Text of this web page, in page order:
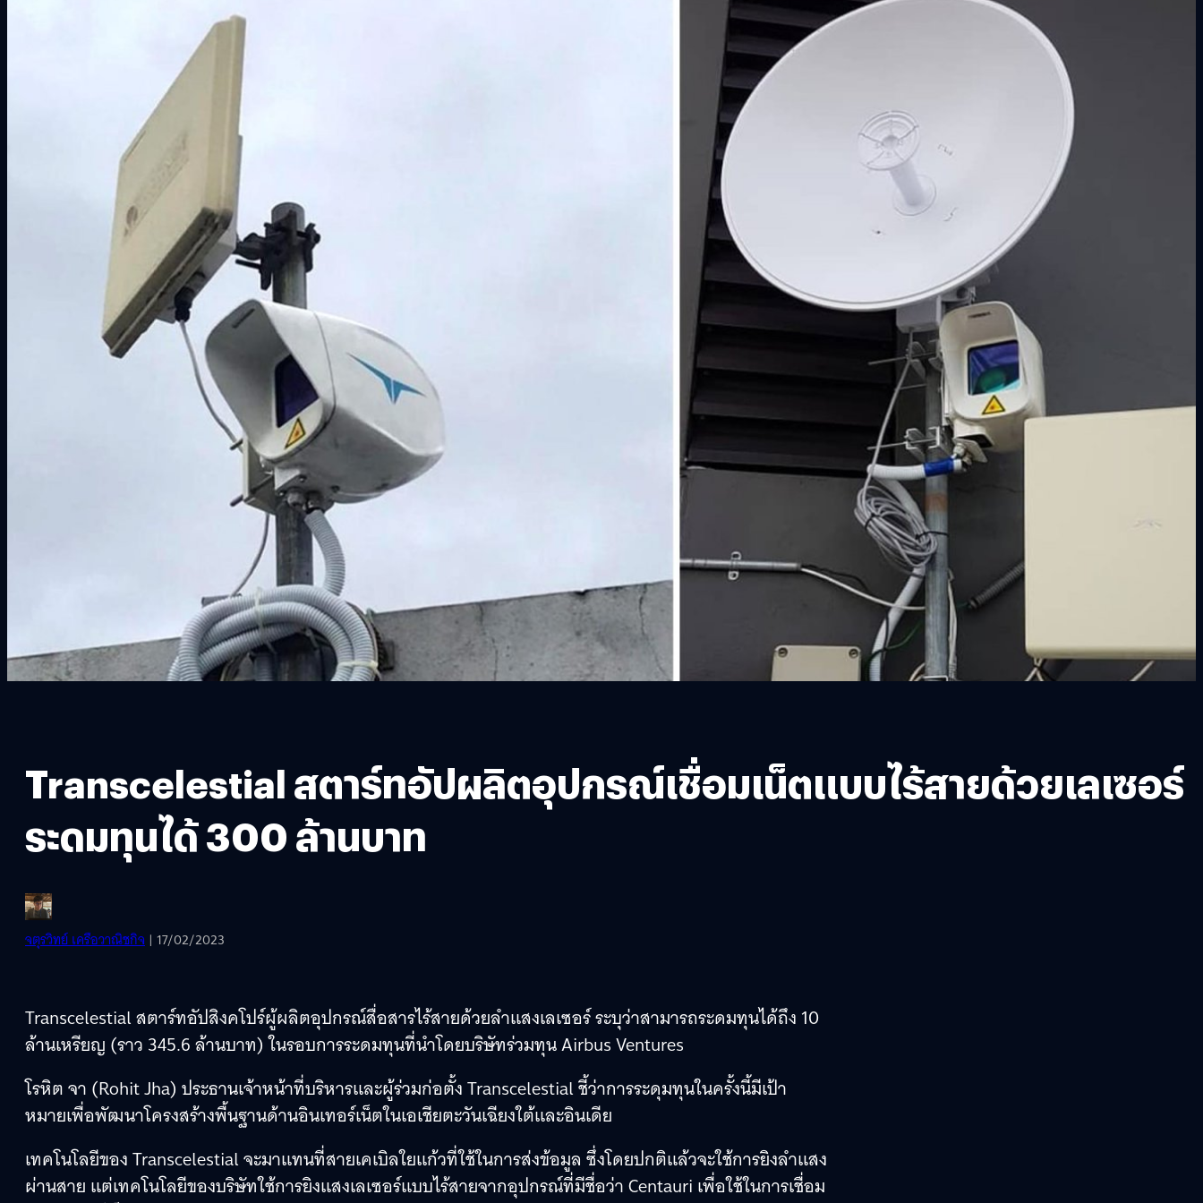
Transcelestial สตาร์ทอัปผลิตอุปกรณ์เชื่อมเน็ตแบบไร้สายด้วยเลเซอร์
ระดมทุนได้ 300 ล้านบาท
จตุรวิทย์ เครือวาณิชกิจ | 17/02/2023
Transcelestial สตาร์ทอัปสิงคโปร์ผู้ผลิตอุปกรณ์สื่อสารไร้สายด้วยลำแสงเลเซอร์ ระบุว่าสามารถระดมทุนได้ถึง 10
ล้านเหรียญ (ราว 345.6 ล้านบาท) ในรอบการระดมทุนที่นำโดยบริษัทร่วมทุน Airbus Ventures
โรหิต จา (Rohit Jha) ประธานเจ้าหน้าที่บริหารและผู้ร่วมก่อตั้ง Transcelestial ชี้ว่าการระดุมทุนในครั้งนี้มีเป้า
หมายเพื่อพัฒนาโครงสร้างพื้นฐานด้านอินเทอร์เน็ตในเอเชียตะวันเฉียงใต้และอินเดีย
เทคโนโลยีของ Transcelestial จะมาแทนที่สายเคเบิลใยแก้วที่ใช้ในการส่งข้อมูล ซึ่งโดยปกติแล้วจะใช้การยิงลำแสง
ผ่านสาย แต่เทคโนโลยีของบริษัทใช้การยิงแสงเลเซอร์แบบไร้สายจากอุปกรณ์ที่มีชื่อว่า Centauri เพื่อใช้ในการเชื่อม